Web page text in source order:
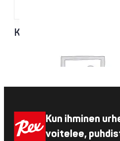
KING Race hiihtohanska
Kun ihminen
voitelee,